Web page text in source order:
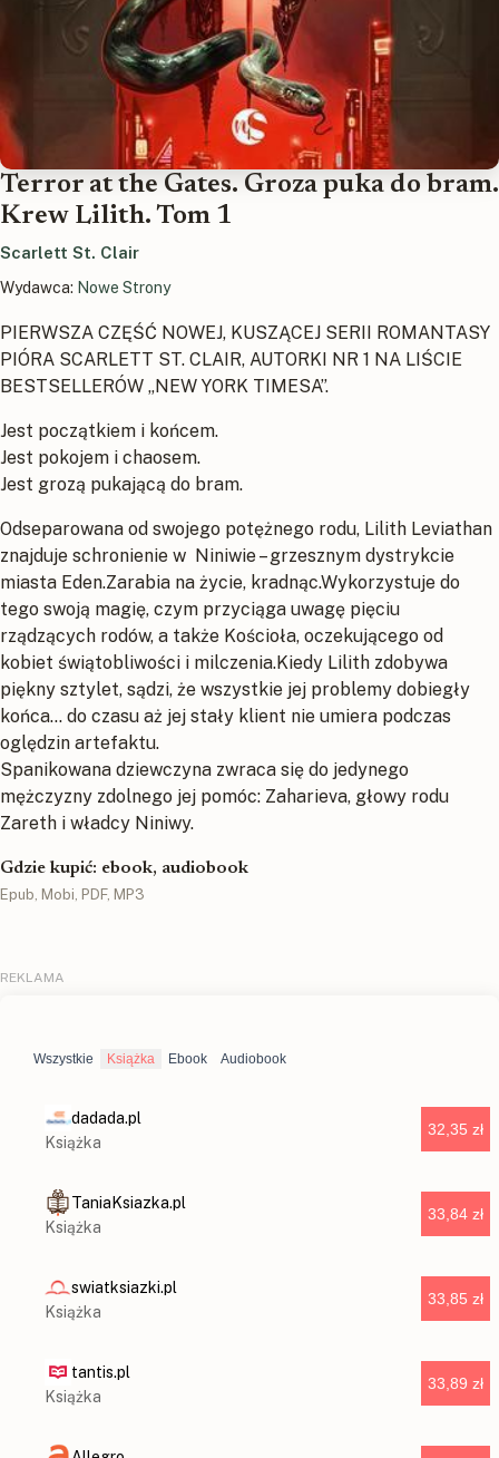
Terror at the Gates. Groza puka do bram.
Krew Lilith. Tom 1
Scarlett St. Clair
Wydawca: Nowe Strony
PIERWSZA CZĘŚĆ NOWEJ, KUSZĄCEJ SERII ROMANTASY
PIÓRA SCARLETT ST. CLAIR, AUTORKI NR 1 NA LIŚCIE
BESTSELLERÓW „NEW YORK TIMESA”.
Jest początkiem i końcem.
Jest pokojem i chaosem.
Jest grozą pukającą do bram.
Odseparowana od swojego potężnego rodu, Lilith Leviathan
znajduje schronienie w Niniwie – grzesznym dystrykcie
miasta Eden.Zarabia na życie, kradnąc.Wykorzystuje do
tego swoją magię, czym przyciąga uwagę pięciu
rządzących rodów, a także Kościoła, oczekującego od
kobiet świątobliwości i milczenia.Kiedy Lilith zdobywa
piękny sztylet, sądzi, że wszystkie jej problemy dobiegły
końca… do czasu aż jej stały klient nie umiera podczas
oględzin artefaktu.
Spanikowana dziewczyna zwraca się do jedynego
mężczyzny zdolnego jej pomóc: Zaharieva, głowy rodu
Zareth i władcy Niniwy.
Gdzie kupić: ebook, audiobook
Epub, Mobi, PDF, MP3